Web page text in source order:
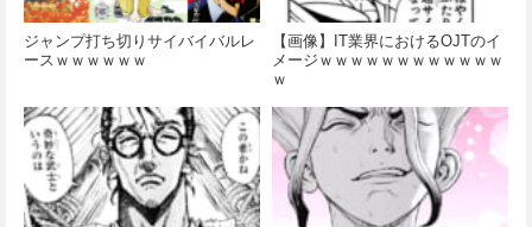
ジャンプ打ち切りサイバイバルレ
ースｗｗｗｗｗｗ
【画像】IT業界におけるOJTのイ
メージｗｗｗｗｗｗｗｗｗｗｗｗ
ｗ